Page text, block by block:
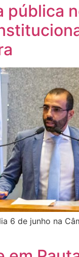
pública
6 de junho na